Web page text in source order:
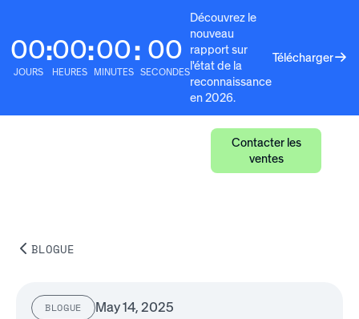
00
JOURS
:00
HEURES
:00
MINUTES
: 00
SECONDES
Découvrez le
nouveau
rapport sur
l'état de la
reconnaissance
en 2026.
Télécharger
Contacter les
ventes
BLOGUE
BLOGUE May 14, 2025